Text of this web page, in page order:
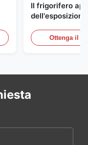
Il frigorifero
refrigerato i
esposizione
Ottenga il